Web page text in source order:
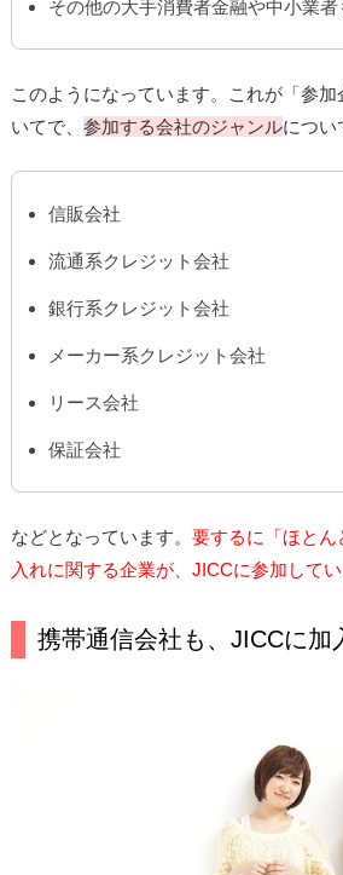
その他の大手消費者金融や中小業者
このようになっています。これが「参
いてで、参加する会社のジャンルについ
信販会社
流通系クレジット会社
銀行系クレジット会社
メーカー系クレジット会社
リース会社
保証会社
などとなっています。要するに「ほとん
入れに関する企業が、JICCに参加してい
携帯通信会社も、JICCに加